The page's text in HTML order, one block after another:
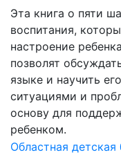
Эта книга о пяти
воспитания,
настроение
позволят
языке и научить
ситуациями и
основу для
ребенком.
Областная детская